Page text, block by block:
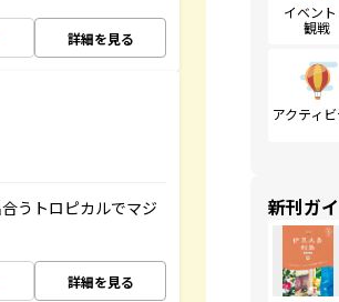
詳細を見る
うトロピカルでマジ
詳細を見る
イベント
観戦
アクティビ
新刊ガ